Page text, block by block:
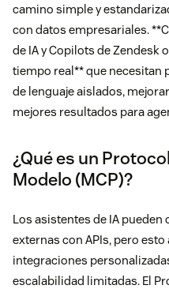
camino simple y
con datos empresariales.
de IA y Copilots de Zendesk
tiempo real** que necesitan
de lenguaje aislados,
mejores resultados para
¿Qué es un
Modelo (MCP)?
Los asistentes de IA
externas con APIs, pero
integraciones
escalabilidad limitadas. El